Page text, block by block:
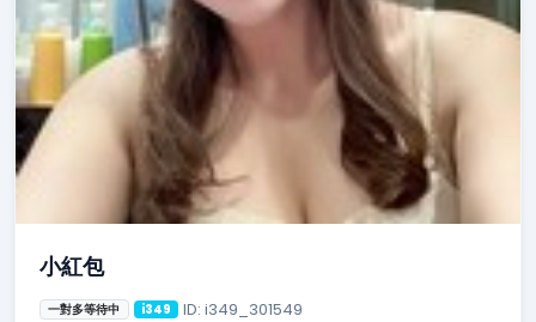
小紅包
一對多等待中 i349 ID: i349_301549